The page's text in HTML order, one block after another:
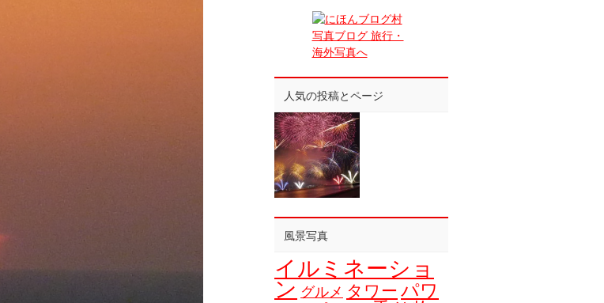
人気の投稿とページ
風景写真
イルミネーショ
ン グルメ タワー パワ